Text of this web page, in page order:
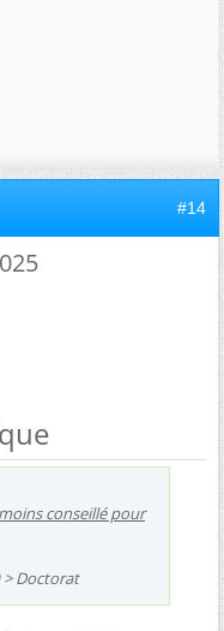
#14
conseillé pour
> Doctorat